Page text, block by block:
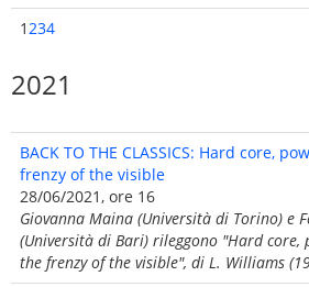
1234
2021
BACK TO THE CLASSICS: Hard core,
frenzy of the visible
28/06/2021, ore 16
Giovanna Maina (Università di Torino) e
(Università di Bari) rileggono "Hard core,
the frenzy of the visible", di L. Williams